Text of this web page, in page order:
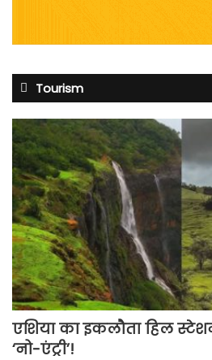
Tourism
एशिया का इकलौता हिल
‘नो-एंट्री’!